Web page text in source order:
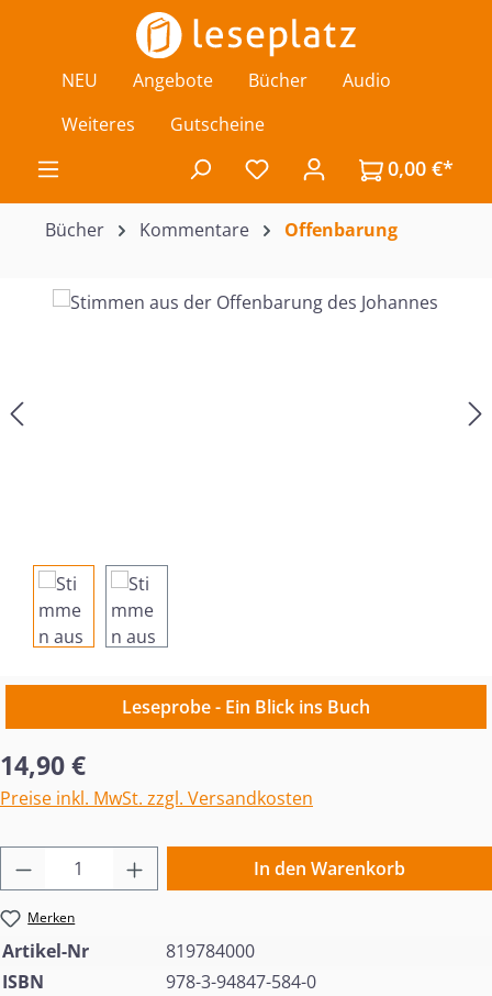
Zum Hauptinhalt springen
NEU Angebote Bücher
Audio
Weiteres
Gutscheine
Du hast 0 Produkte auf
0,00 €*
Bücher Kommentare Offenbarung
Bildergalerie überspringen
Leseprobe - Ein Blick ins Buch
Regulärer Preis:
14,90 €
Preise inkl. MwSt. zzgl. Versandkosten
Produkt Anzahl: Gib den gewünschten
In den Warenkorb
Merken
Artikel-Nr
819784000
ISBN
978-3-94847-584-0